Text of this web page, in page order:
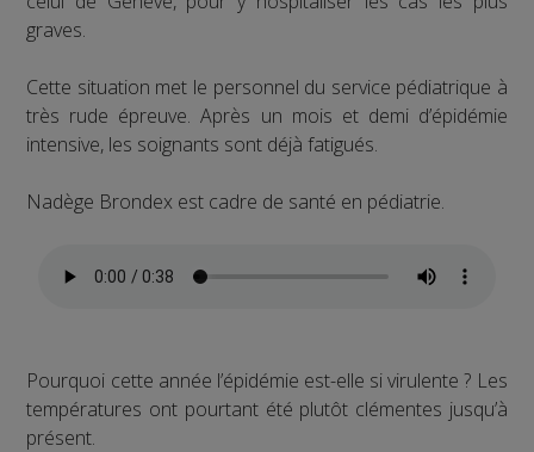
graves.
Cette situation met le personnel du service pédiatrique à
très rude épreuve. Après un mois et demi d’épidémie
intensive, les soignants sont déjà fatigués.
Nadège Brondex est cadre de santé en pédiatrie.
Pourquoi cette année l’épidémie est-elle si virulente ? Les
températures ont pourtant été plutôt clémentes jusqu’à
présent.